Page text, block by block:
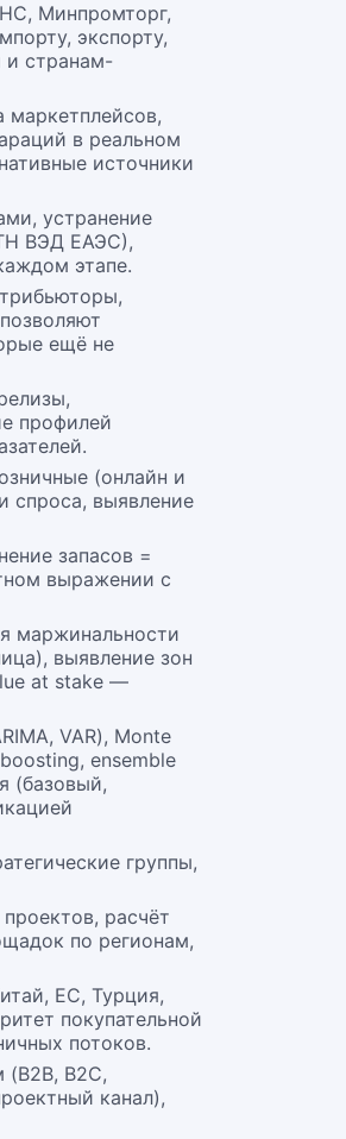
Минпромторг,
экспорту,
и странам-
маркетплейсов,
в реальном
источники
устранение
ВЭД ЕАЭС),
этапе.
ещё не
профилей
(онлайн и
спроса, выявление
запасов =
выражении с
маржинальности
выявление зон
at stake —
VAR), Monte
ensemble
(базовый,
группы,
расчёт
по регионам,
ЕС, Турция,
покупательной
потоков.
B2C,
канал),